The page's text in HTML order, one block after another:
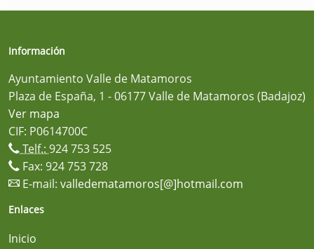
Información
Ayuntamiento Valle de Matamoros
Plaza de España, 1 - 06177 Valle de Matamoros (Badajoz)
Ver mapa
CIF: P0614700C
Telf.: 924 753 525
Fax: 924 753 728
E-mail: valledematamoros[@]hotmail.com
Enlaces
Inicio